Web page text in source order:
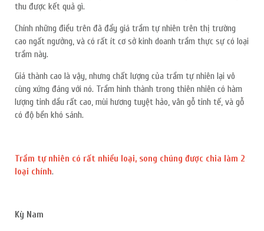
thu được kết quả gì.
Chính những điều trên đã đẩy giá trầm tự nhiên trên thị trường
cao ngất ngưởng, và có rất ít cơ sở kinh doanh trầm thực sự có loại
trầm này.
Giá thành cao là vậy, nhưng chất lượng của trầm tự nhiên lại vô
cùng xứng đáng với nó. Trầm hình thành trong thiên nhiên có hàm
lượng tinh dầu rất cao, mùi hương tuyệt hảo, vân gỗ tinh tế, và gỗ
có độ bền khó sánh.
Trầm tự nhiên có rất nhiều loại, song chúng được chia làm 2
loại chính.
Kỳ Nam